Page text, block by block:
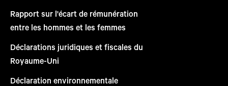
Rapport sur l'écart de rémunération
entre les hommes et les femmes
Déclarations juridiques et fiscales du
Royaume-Uni
Déclaration environnementale